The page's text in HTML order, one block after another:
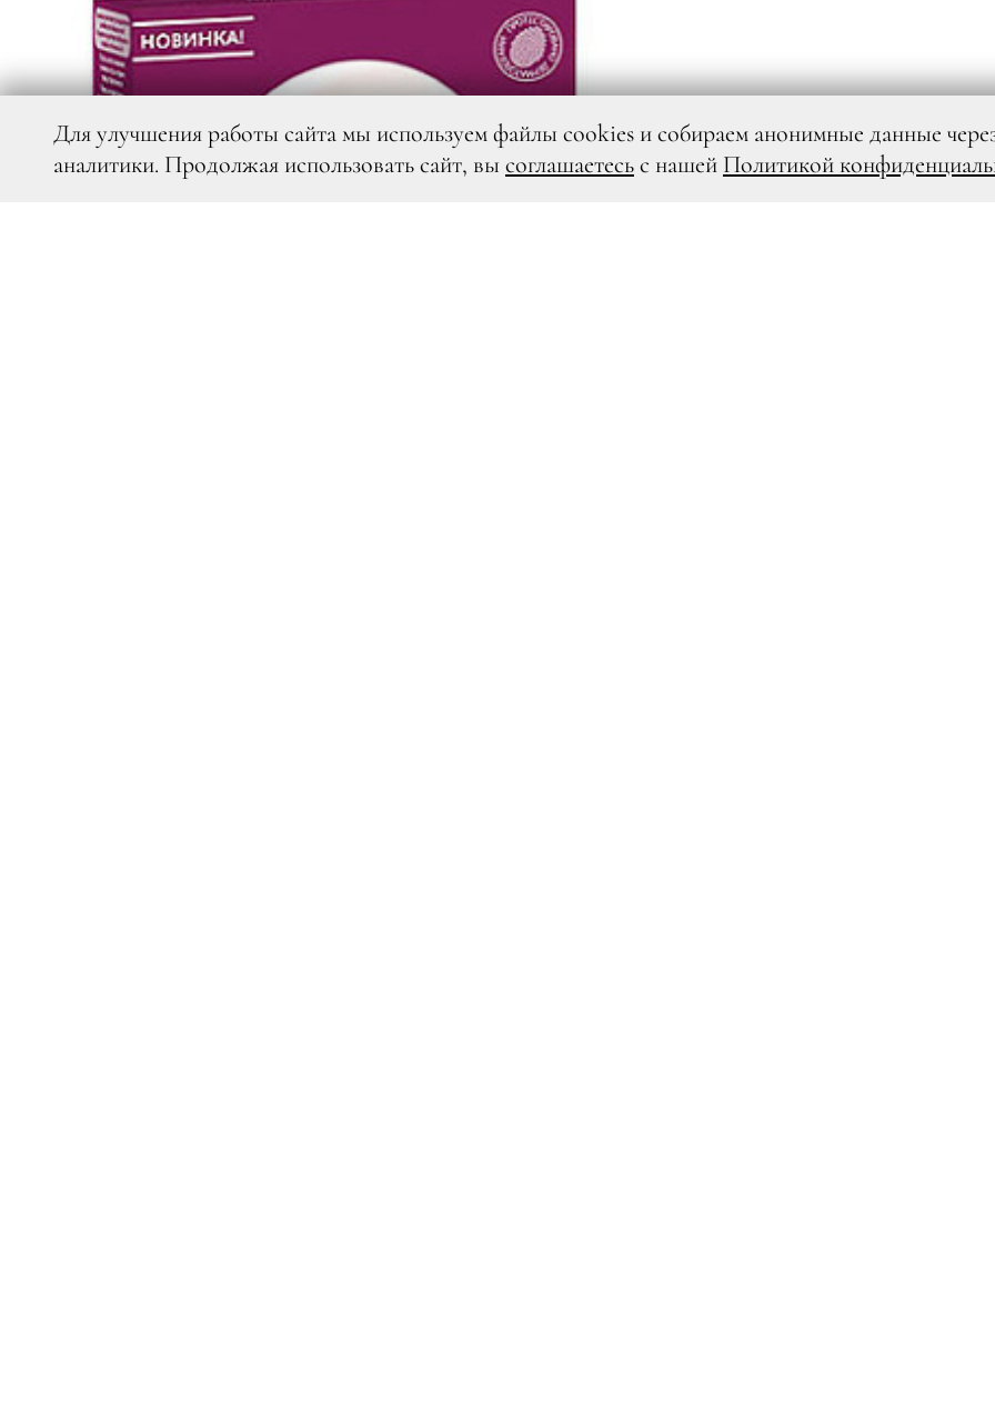
Для улучшения работы сайта мы используем файлы cookies и собираем анонимные данные
аналитики. Продолжая использовать сайт, вы соглашаетесьс нашей Политикой